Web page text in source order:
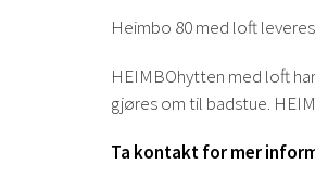
Heimbo 80 med loft
HEIMBOhytten med loft
gjøres om til badstue.
Ta kontakt for mer